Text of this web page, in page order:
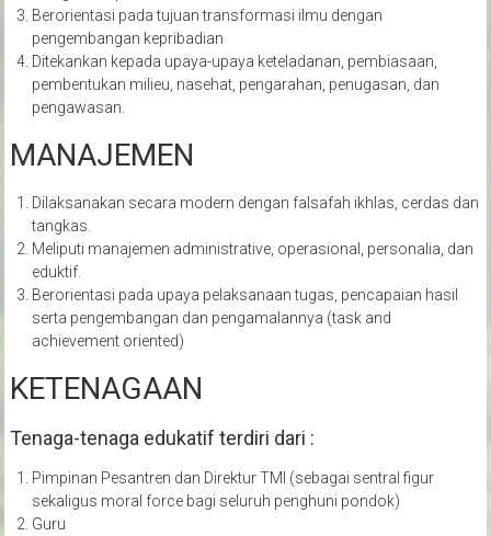
Berorientasi pada tujuan transformasi ilmu dengan
pengembangan kepribadian
Ditekankan kepada upaya-upaya keteladanan, pembiasaan,
pembentukan milieu, nasehat, pengarahan, penugasan, dan
pengawasan.
MANAJEMEN
Dilaksanakan secara modern dengan falsafah ikhlas, cerdas dan
tangkas.
Meliputi manajemen administrative, operasional, personalia, dan
eduktif.
Berorientasi pada upaya pelaksanaan tugas, pencapaian hasil
serta pengembangan dan pengamalannya (task and
achievement oriented)
KETENAGAAN
Tenaga-tenaga edukatif terdiri dari :
Pimpinan Pesantren dan Direktur TMI (sebagai sentral figur
sekaligus moral force bagi seluruh penghuni pondok)
Guru